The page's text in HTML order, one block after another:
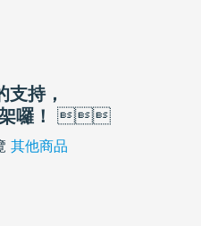
支持，
囉！ 
其他商品